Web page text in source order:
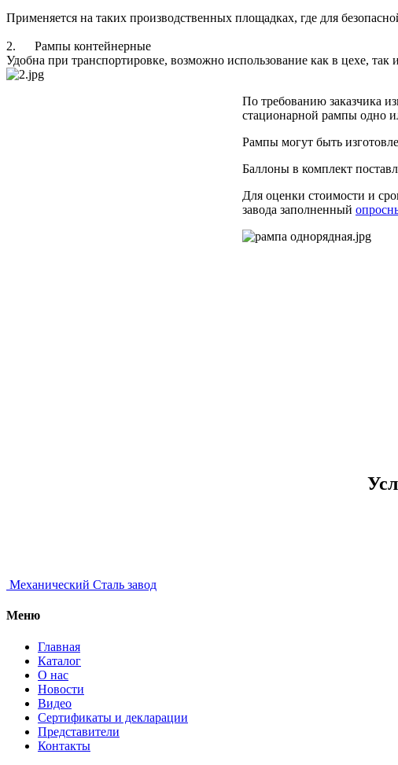
Применяется на таких производственных площадках, где для
2. Рампы контейнерные
Удобна при транспортировке, возможно использование как в цехе, так
По требованию заказчика
стационарной рампы одно
Рампы могут быть
Баллоны в комплект
Для оценки стоимости и
завода заполненный
Механический Сталь завод
Меню
Главная
Каталог
О нас
Новости
Видео
Сертификаты и декларации
Представители
Контакты